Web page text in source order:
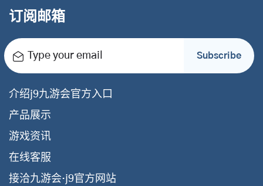
订阅邮箱
Type your email Subscribe
介绍j9九游会官方入口
产品展示
游戏资讯
在线客服
接洽九游会·j9官方网站